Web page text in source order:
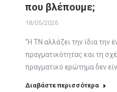
που βλέπουμε;
18/05/2026
“Η ΤΝ αλλάζει την ίδια την
πραγματικότητας και τη
πραγματικό ερώτημα δεν
Διαβάστε περισσότερα